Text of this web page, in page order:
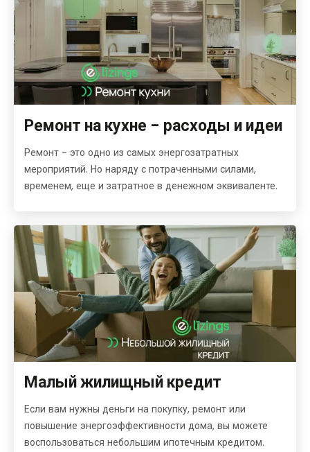
Ремонт на кухне - расходы и идеи
Ремонт - это одно из самых энергозатратных
мероприятий. Но наряду с потраченными силами,
временем, еще и затратное в денежном эквиваленте.
Малый жилищный кредит
Если вам нужны деньги на покупку, ремонт или
повышение энергоэффективности дома, вы можете
воспользоваться небольшим ипотечным кредитом.